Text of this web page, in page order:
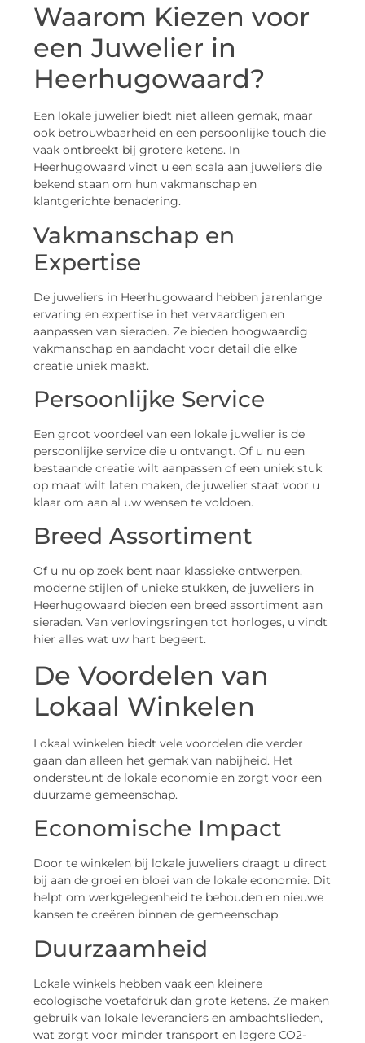
Waarom Kiezen voor
een Juwelier in
Heerhugowaard?
Een lokale juwelier biedt niet alleen gemak, maar
ook betrouwbaarheid en een persoonlijke touch die
vaak ontbreekt bij grotere ketens. In
Heerhugowaard vindt u een scala aan juweliers die
bekend staan om hun vakmanschap en
klantgerichte benadering.
Vakmanschap en
Expertise
De juweliers in Heerhugowaard hebben jarenlange
ervaring en expertise in het vervaardigen en
aanpassen van sieraden. Ze bieden hoogwaardig
vakmanschap en aandacht voor detail die elke
creatie uniek maakt.
Persoonlijke Service
Een groot voordeel van een lokale juwelier is de
persoonlijke service die u ontvangt. Of u nu een
bestaande creatie wilt aanpassen of een uniek stuk
op maat wilt laten maken, de juwelier staat voor u
klaar om aan al uw wensen te voldoen.
Breed Assortiment
Of u nu op zoek bent naar klassieke ontwerpen,
moderne stijlen of unieke stukken, de juweliers in
Heerhugowaard bieden een breed assortiment aan
sieraden. Van verlovingsringen tot horloges, u vindt
hier alles wat uw hart begeert.
De Voordelen van
Lokaal Winkelen
Lokaal winkelen biedt vele voordelen die verder
gaan dan alleen het gemak van nabijheid. Het
ondersteunt de lokale economie en zorgt voor een
duurzame gemeenschap.
Economische Impact
Door te winkelen bij lokale juweliers draagt u direct
bij aan de groei en bloei van de lokale economie. Dit
helpt om werkgelegenheid te behouden en nieuwe
kansen te creëren binnen de gemeenschap.
Duurzaamheid
Lokale winkels hebben vaak een kleinere
ecologische voetafdruk dan grote ketens. Ze maken
gebruik van lokale leveranciers en ambachtslieden,
wat zorgt voor minder transport en lagere CO2-